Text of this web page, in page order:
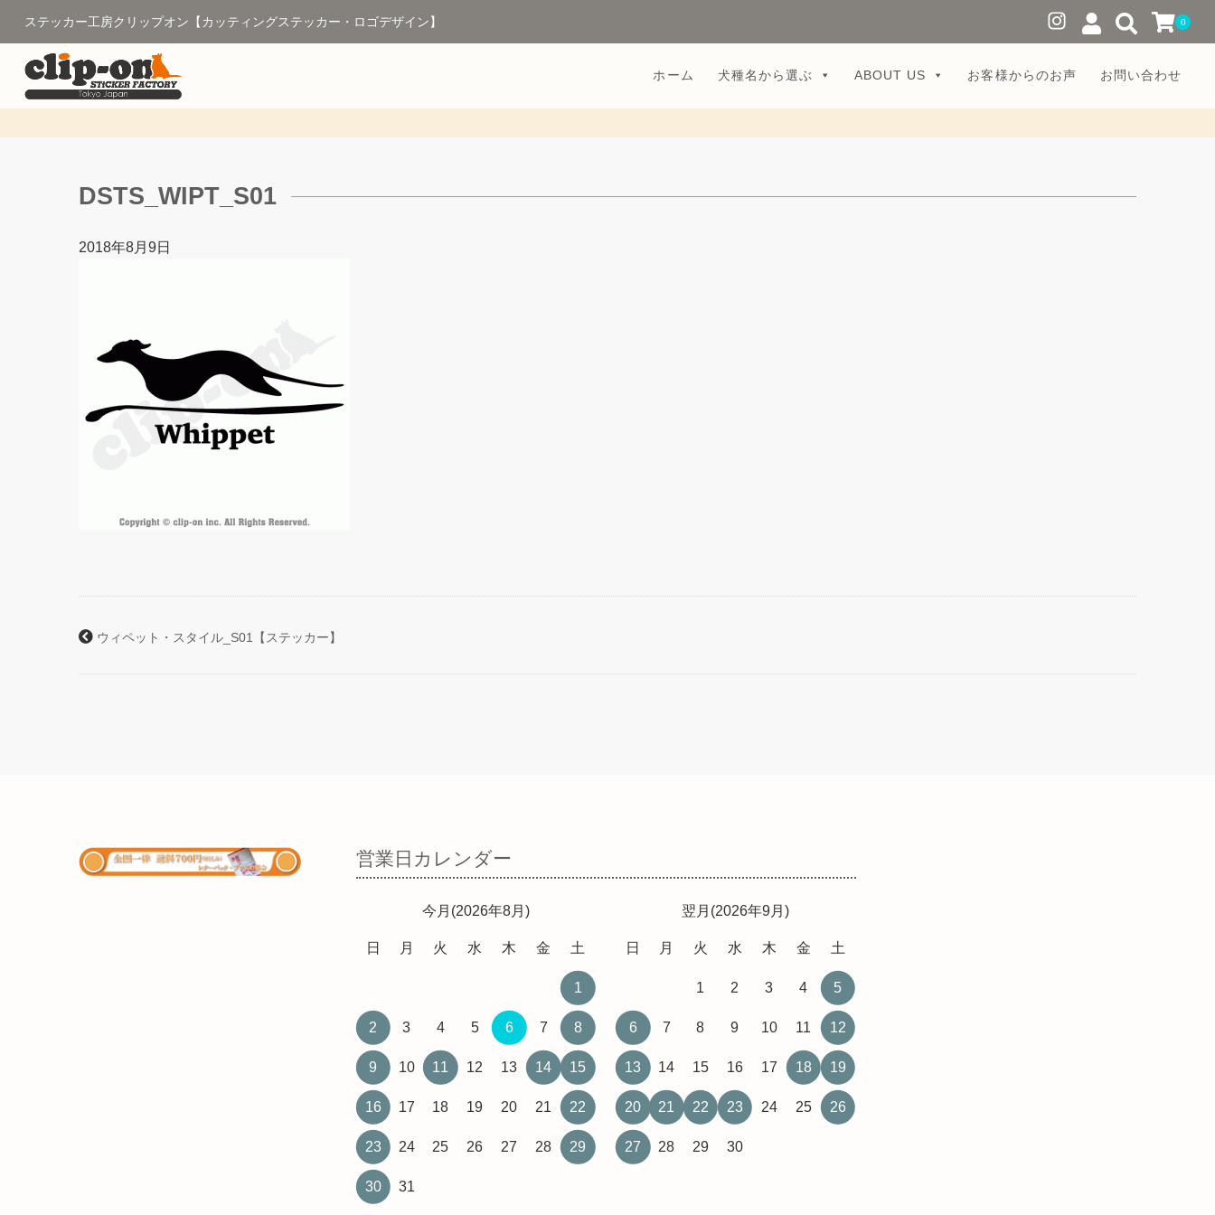
0
ホーム 犬種名から選ぶ ABOUT US お客様からのお声 お問い合わせ
ステッカー工房クリップオン【カッティングステッカー・ロゴデザイン】
DSTS_WIPT_S01
2018年8月9日
ウィペット・スタイル_S01【ステッカー】
営業日カレンダー
今月(2026年8月)
日 月 火 水 木 金 土
1
2 3 4 5 6 7 8
9 10 11 12 13 14 15
16 17 18 19 20 21 22
23 24 25 26 27 28 29
30 31
翌月(2026年9月)
日 月 火 水 木 金 土
1 2 3 4 5
6 7 8 9 10 11 12
13 14 15 16 17 18 19
20 21 22 23 24 25 26
27 28 29 30